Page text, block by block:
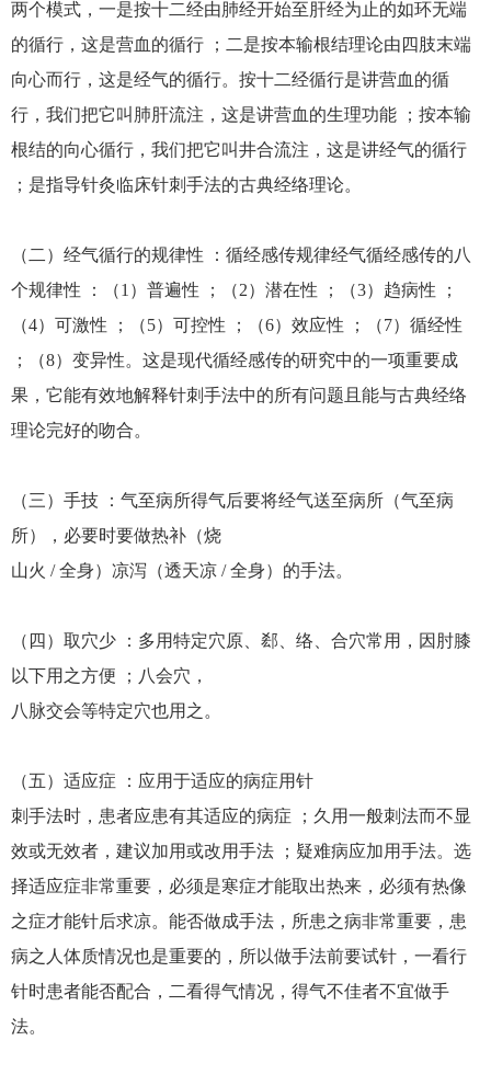
两个模式，一是按十二经由肺经开始至肝经为止的如环无端
的循行，这是营血的循行 ；二是按本输根结理论由四肢末端
向心而行，这是经气的循行。按十二经循行是讲营血的循
行，我们把它叫肺肝流注，这是讲营血的生理功能 ；按本输
根结的向心循行，我们把它叫井合流注，这是讲经气的循行
；是指导针灸临床针刺手法的古典经络理论。
（二）经气循行的规律性 ：循经感传规律经气循经感传的八
个规律性 ：（1）普遍性 ；（2）潜在性 ；（3）趋病性 ；
（4）可激性 ；（5）可控性 ；（6）效应性 ；（7）循经性
；（8）变异性。这是现代循经感传的研究中的一项重要成
果，它能有效地解释针刺手法中的所有问题且能与古典经络
理论完好的吻合。
（三）手技 ：气至病所得气后要将经气送至病所（气至病
所），必要时要做热补（烧
山火 / 全身）凉泻（透天凉 / 全身）的手法。
（四）取穴少 ：多用特定穴原、郄、络、合穴常用，因肘膝
以下用之方便 ；八会穴，
八脉交会等特定穴也用之。
（五）适应症 ：应用于适应的病症用针
刺手法时，患者应患有其适应的病症 ；久用一般刺法而不显
效或无效者，建议加用或改用手法 ；疑难病应加用手法。选
择适应症非常重要，必须是寒症才能取出热来，必须有热像
之症才能针后求凉。能否做成手法，所患之病非常重要，患
病之人体质情况也是重要的，所以做手法前要试针，一看行
针时患者能否配合，二看得气情况，得气不佳者不宜做手
法。